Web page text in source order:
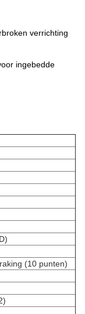
verrichting
ingebedde
(10 punten)